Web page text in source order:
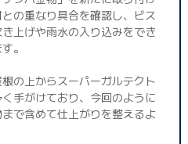
の重なり具合を確認し、ビス
上げや雨水の入り込みをでき
。
の上からスーパーガルテクト
手がけており、今回のように
で含めて仕上がりを整えるよ